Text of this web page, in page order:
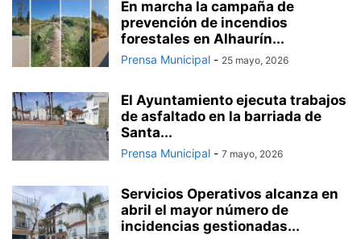
En marcha la campaña de
prevención de incendios
forestales en Alhaurín...
Prensa Municipal - 25 mayo, 2026
El Ayuntamiento ejecuta trabajos
de asfaltado en la barriada de
Santa...
Prensa Municipal - 7 mayo, 2026
Servicios Operativos alcanza en
abril el mayor número de
incidencias gestionadas...